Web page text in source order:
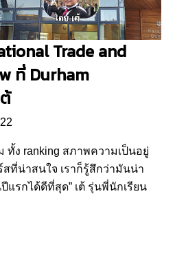
Trade and
ที่ Durham
ทั้ง ranking สภาพความเป็นอยู่
ที่น่าสนใจ เราก็รู้สึกว่ามันน่า
แรกได้ดีที่สุด” เต้ รุ่นพี่นักเรียน